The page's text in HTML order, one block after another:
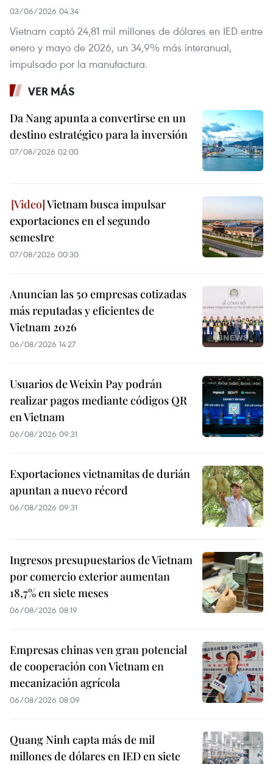
03/06/2026 04:34
Vietnam captó 24,81 mil millones de dólares en IED entre
enero y mayo de 2026, un 34,9% más interanual,
impulsado por la manufactura.
VER MÁS
Da Nang apunta a convertirse en un
destino estratégico para la inversión
07/08/2026 02:00
Vietnam busca impulsar
exportaciones en el segundo
semestre
07/08/2026 00:30
Anuncian las 50 empresas cotizadas
más reputadas y eficientes de
Vietnam 2026
06/08/2026 14:27
Usuarios de Weixin Pay podrán
realizar pagos mediante códigos QR
en Vietnam
06/08/2026 09:31
Exportaciones vietnamitas de durián
apuntan a nuevo récord
06/08/2026 09:31
Ingresos presupuestarios de Vietnam
por comercio exterior aumentan
18,7% en siete meses
06/08/2026 08:19
Empresas chinas ven gran potencial
de cooperación con Vietnam en
mecanización agrícola
06/08/2026 08:09
Quang Ninh capta más de mil
millones de dólares en IED en siete